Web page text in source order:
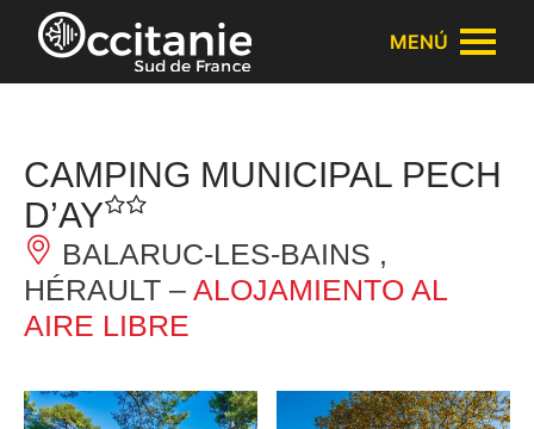
Panel de gestión de cookies
MENÚ
CAMPING MUNICIPAL PECH
D’AY
BALARUC-LES-BAINS ,
HÉRAULT – ALOJAMIENTO AL
AIRE LIBRE